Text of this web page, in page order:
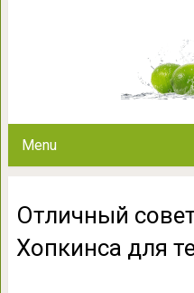
Menu
Отличный
Хопкинса для